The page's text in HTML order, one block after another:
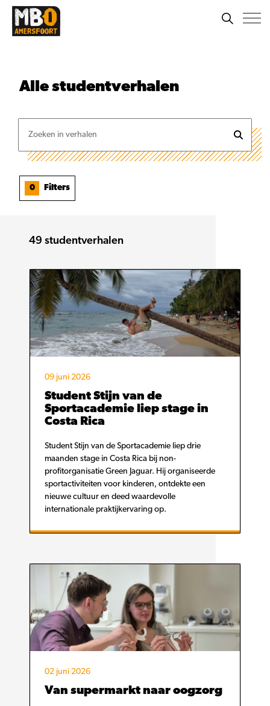
Allestudentverhalen
0 Filters
49 studentverhalen
09 juni 2026
Student Stijn van de
Sportacademie liep stage in
Costa Rica
Student Stijn van de Sportacademie liep drie
maanden stage in Costa Rica bij non-
profitorganisatie Green Jaguar. Hij organiseerde
sportactiviteiten voor kinderen, ontdekte een
nieuwe cultuur en deed waardevolle
internationale praktijkervaring op.
02 juni 2026
Van supermarkt naar oogzorg